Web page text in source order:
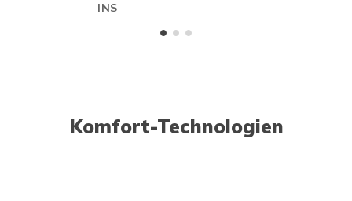
INS
Komfort-Technologien